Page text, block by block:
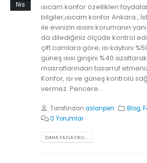
Nis
ısıcam konfor özellikleri
bilgiler,ısıcam konfor Ankara ,
ile evinizin ısısını korumanın
da dilediğiniz ölçüde kontrol
çift camlara göre; ısı kaybını
güneş ısısı girişini %40
masraflarından tasarruf
Konfor, ısı ve güneş kontrolü
vermez. Pencere...
Tarafından aslanpen Blog,
0 Yorumlar
DAHA FAZLA OKU...